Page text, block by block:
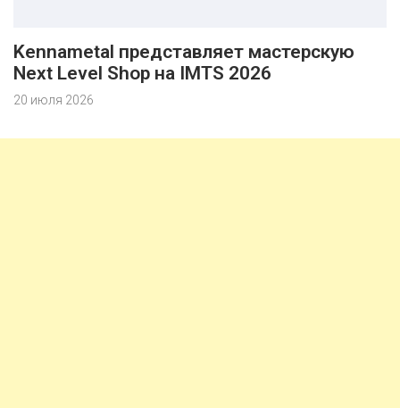
Kennametal представляет мастерскую
Next Level Shop на IMTS 2026
20 июля 2026